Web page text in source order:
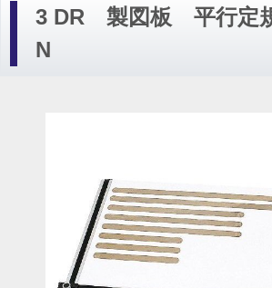
3 DR 製図板 平行定規
N